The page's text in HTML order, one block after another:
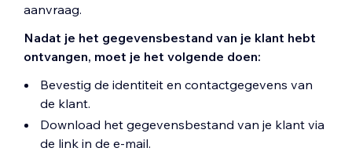
aanvraag.
Nadat je het gegevensbestand van je klant hebt
ontvangen, moet je het volgende doen:
Bevestig de identiteit en contactgegevens van
de klant.
Download het gegevensbestand van je klant via
de link in de e-mail.